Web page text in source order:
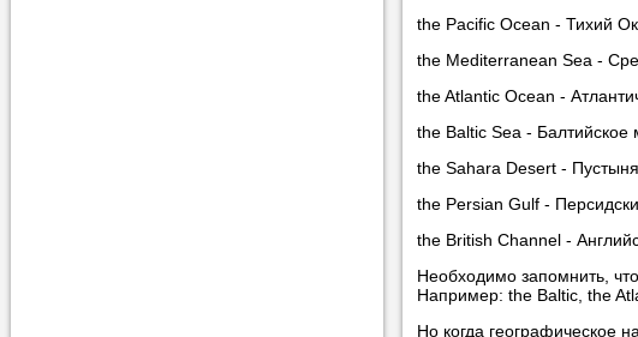
учеником.
the Pacific Ocean - Тихий
the Mediterranean Sea -
the Atlantic Ocean -
the Baltic Sea - Балтийское
the Sahara Desert -
the Persian Gulf -
the British Channel -
Необходимо запомнить,
Например: the Baltic, the
Но когда географическое